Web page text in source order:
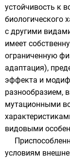
устойчивость к
биологического
с другими
имеет
ограниченную
адаптация),
эффекта и
разнообразием,
мутационными
видовыми
условиям